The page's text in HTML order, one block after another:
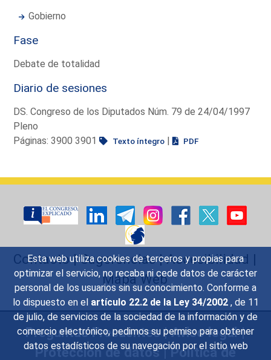
Esta web utiliza cookies de terceros y propias para
optimizar el servicio, no recaba ni cede datos de carácter
personal de los usuarios sin su conocimiento. Conforme a
lo dispuesto en el artículo 22.2 de la Ley 34/2002 , de 11
de julio, de servicios de la sociedad de la información y de
comercio electrónico, pedimos su permiso para obtener
datos estadísticos de su navegación por el sitio web
Gobierno
Fase
Debate de totalidad
Diario de sesiones
DS. Congreso de los Diputados Núm. 79 de 24/04/1997
Pleno
Páginas: 3900 3901
Texto íntegro | PDF
Contacto|Sugerencias|Accesibilidad |
Mapa Web
Preguntas Frecuentes|Aviso legal|
Protección de datos|Política de